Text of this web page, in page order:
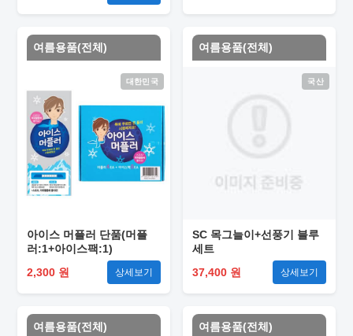
여름용품(전체)
대한민국
아이스 머플러 단품(머플
러:1+아이스팩:1)
2,300 원
상세보기
여름용품(전체)
국산
SC 목그늘이+선풍기 블루
세트
37,400 원
상세보기
여름용품(전체) 여름용품(전체)